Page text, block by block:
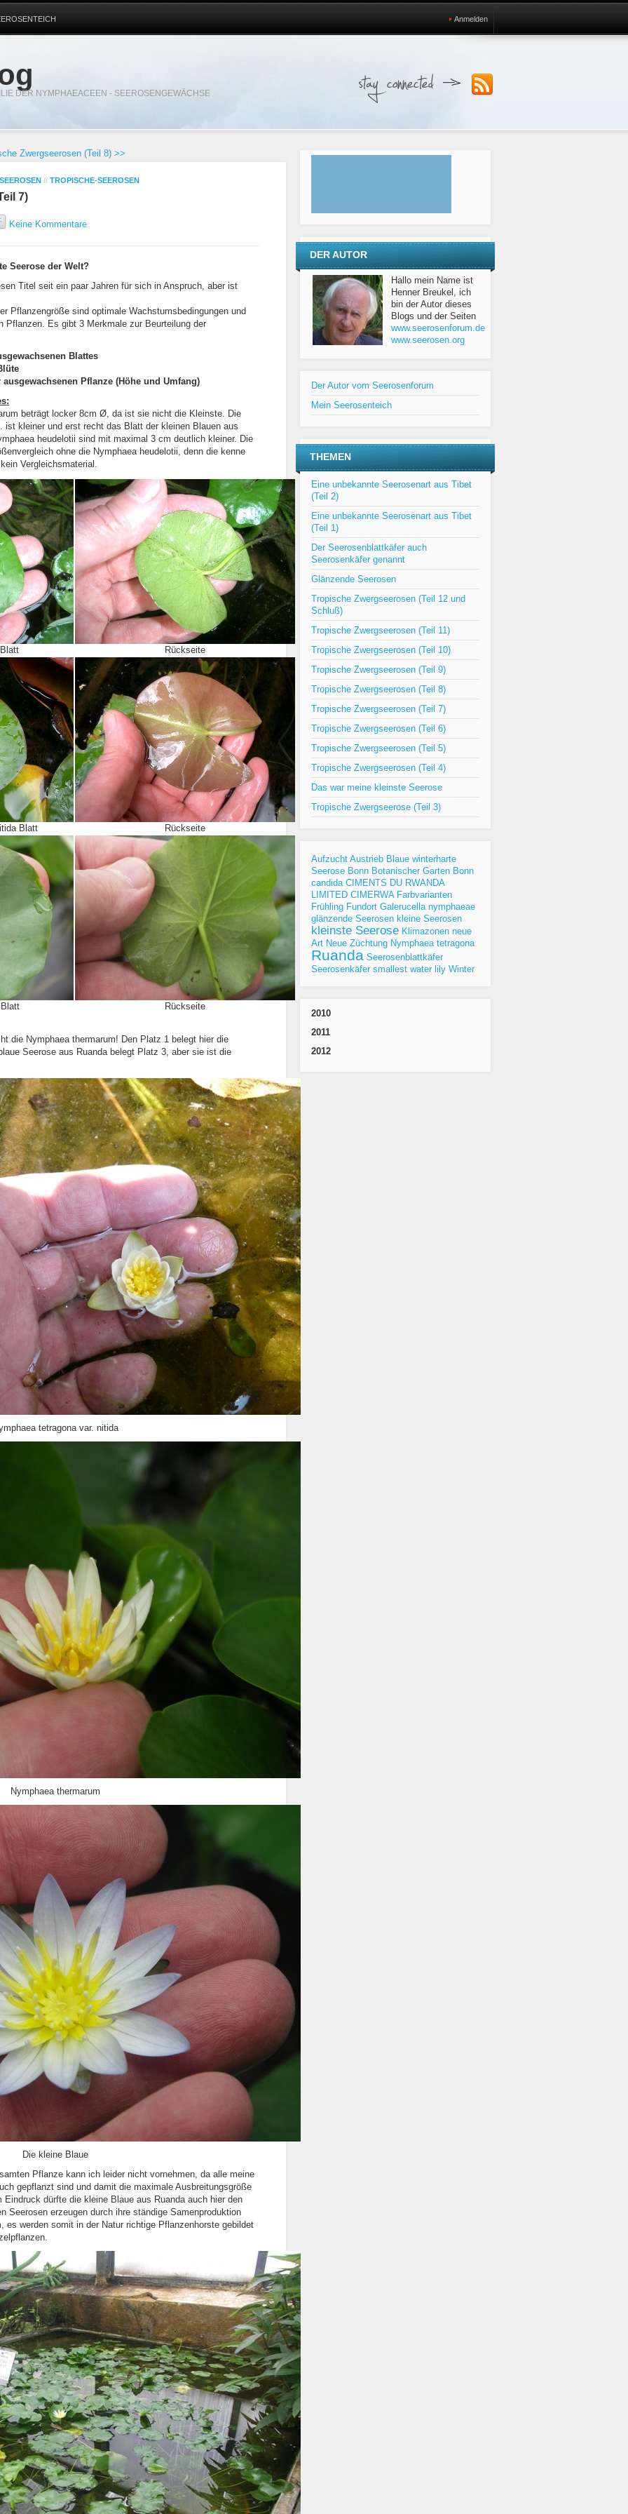
DER NYMPHAEACEEN - SEEROSENGEWÄCHSE
Anmelden
Zwergseerosen (Teil 8) >>
// TROPISCHE-SEEROSEN
7)
Keine Kommentare
Seerose der Welt?
Titel seit ein paar Jahren für sich in Anspruch, aber ist
Pflanzengröße sind optimale Wachstumsbedingungen und
Pflanzen. Es gibt 3 Merkmale zur Beurteilung der
Blattes
Pflanze (Höhe und Umfang)
beträgt locker 8cm Ø, da ist sie nicht die Kleinste. Die
ist kleiner und erst recht das Blatt der kleinen Blauen aus
heudelotii sind mit maximal 3 cm deutlich kleiner. Die
ohne die Nymphaea heudelotii, denn die kenne
Vergleichsmaterial.
Rückseite
Blatt Rückseite
Rückseite
die Nymphaea thermarum! Den Platz 1 belegt hier die
Seerose aus Ruanda belegt Platz 3, aber sie ist die
tetragona var. nitida
Nymphaea thermarum
Die kleine Blaue
Pflanze kann ich leider nicht vornehmen, da alle meine
gepflanzt sind und damit die maximale Ausbreitungsgröße
dürfte die kleine Blaue aus Ruanda auch hier den
Seerosen erzeugen durch ihre ständige Samenproduktion
es werden somit in der Natur richtige Pflanzenhorste gebildet
DER AUTOR
Hallo mein Name ist
Henner Breukel, ich
bin der Autor dieses
Blogs und der Seiten
www.seerosenforum.de
www.seerosen.org
Der Autor vom Seerosenforum
Mein Seerosenteich
THEMEN
Eine unbekannte Seerosenart aus Tibet
(Teil 2)
Eine unbekannte Seerosenart aus Tibet
(Teil 1)
Der Seerosenblattkäfer auch
Seerosenkäfer genannt
Glänzende Seerosen
Tropische Zwergseerosen (Teil 12 und
Schluß)
Tropische Zwergseerosen (Teil 11)
Tropische Zwergseerosen (Teil 10)
Tropische Zwergseerosen (Teil 9)
Tropische Zwergseerosen (Teil 8)
Tropische Zwergseerosen (Teil 7)
Tropische Zwergseerosen (Teil 6)
Tropische Zwergseerosen (Teil 5)
Tropische Zwergseerosen (Teil 4)
Das war meine kleinste Seerose
Tropische Zwergseerose (Teil 3)
Aufzucht Austrieb Blaue winterharte
Seerose Bonn Botanischer Garten Bonn
candida CIMENTS DU RWANDA
LIMITED CIMERWA Farbvarianten
Frühling Fundort Galerucella nymphaeae
glänzende Seerosen kleine Seerosen
kleinste Seerose Klimazonen neue
Art Neue Züchtung Nymphaea tetragona
Ruanda Seerosenblattkäfer
Seerosenkäfer smallest water lily Winter
2010
2011
2012